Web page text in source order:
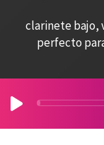
clarinete bajo,
perfecto